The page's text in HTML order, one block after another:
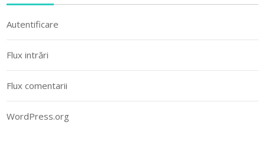
Autentificare
Flux intrări
Flux comentarii
WordPress.org